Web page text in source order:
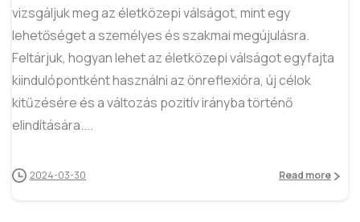
vizsgáljuk meg az életközepi válságot, mint egy
lehetőséget a személyes és szakmai megújulásra.
Feltárjuk, hogyan lehet az életközepi válságot egyfajta
kiindulópontként használni az önreflexióra, új célok
kitűzésére és a változás pozitív irányba történő
elindítására....
2024-03-30 Read more